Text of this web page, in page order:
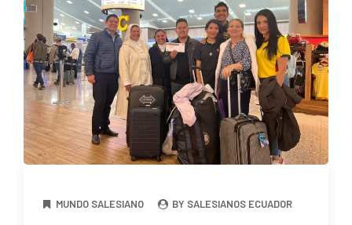
MUNDO SALESIANO BY SALESIANOS ECUADOR